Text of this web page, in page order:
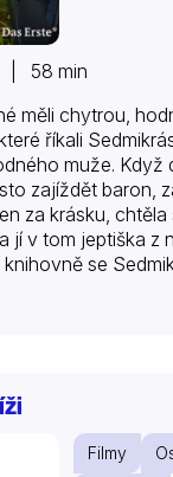
| 58 min
měli chytrou,
říkali
muže. Když
zajíždět baron,
za krásku,
jí v tom jeptiška z
se
s princem Arturem.
otci vůbec
a přijala nové
se vypravila ke
Filmy